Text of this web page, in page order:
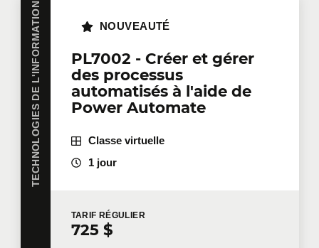
TECHNOLOGIES DE L'INFORMATION
PL7002 - Créer et gérer
des processus
automatisés à l'aide de
Power Automate
NOUVEAUTÉ
Classe virtuelle
1 jour
TARIF RÉGULIER
725 $